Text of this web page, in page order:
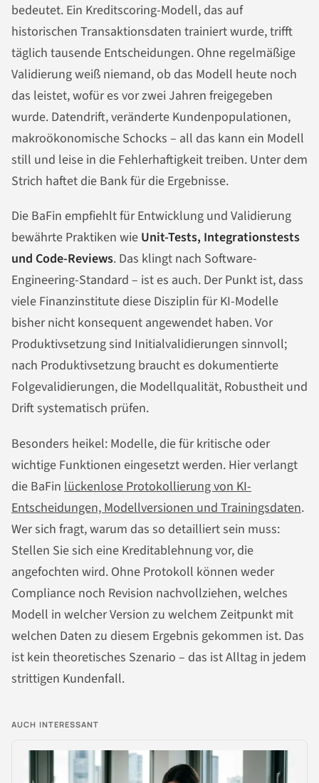
bedeutet. Ein Kreditscoring-Modell, das auf
historischen Transaktionsdaten trainiert wurde, trifft
täglich tausende Entscheidungen. Ohne regelmäßige
Validierung weiß niemand, ob das Modell heute noch
das leistet, wofür es vor zwei Jahren freigegeben
wurde. Datendrift, veränderte Kundenpopulationen,
makroökonomische Schocks – all das kann ein Modell
still und leise in die Fehlerhaftigkeit treiben. Unter dem
Strich haftet die Bank für die Ergebnisse.
Die BaFin empfiehlt für Entwicklung und Validierung
bewährte Praktiken wie Unit-Tests, Integrationstests
und Code-Reviews. Das klingt nach Software-
Engineering-Standard – ist es auch. Der Punkt ist, dass
viele Finanzinstitute diese Disziplin für KI-Modelle
bisher nicht konsequent angewendet haben. Vor
Produktivsetzung sind Initialvalidierungen sinnvoll;
nach Produktivsetzung braucht es dokumentierte
Folgevalidierungen, die Modellqualität, Robustheit und
Drift systematisch prüfen.
Besonders heikel: Modelle, die für kritische oder
wichtige Funktionen eingesetzt werden. Hier verlangt
die BaFin lückenlose Protokollierung von KI-
Entscheidungen, Modellversionen und Trainingsdaten.
Wer sich fragt, warum das so detailliert sein muss:
Stellen Sie sich eine Kreditablehnung vor, die
angefochten wird. Ohne Protokoll können weder
Compliance noch Revision nachvollziehen, welches
Modell in welcher Version zu welchem Zeitpunkt mit
welchen Daten zu diesem Ergebnis gekommen ist. Das
ist kein theoretisches Szenario – das ist Alltag in jedem
strittigen Kundenfall.
AUCH INTERESSANT